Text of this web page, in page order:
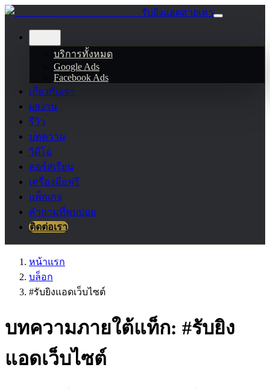
รับยิงแอดสายเทา
บริการทั้งหมด
Google Ads
Facebook Ads
เกี่ยวกับเรา
ผลงาน
รีวิว
บทความ
วิดีโอ
คอร์สเรียน
เครื่องมือฟรี
แพ็กเกจ
คำถามที่พบบ่อย
ติดต่อเรา
หน้าแรก
บล็อก
#รับยิงแอดเว็บไซต์
บทความภายใต้แท็ก: #รับยิง
แอดเว็บไซต์